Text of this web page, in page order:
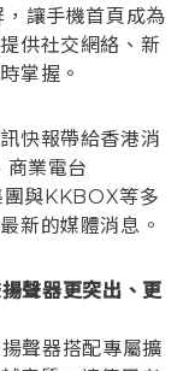
讓手機首頁成為
供社交網絡、新
掌握。
快報帶給香港消
業電台
與KKBOX等多
新的媒體消息。
聲器更突出、更
聲器搭配專屬擴